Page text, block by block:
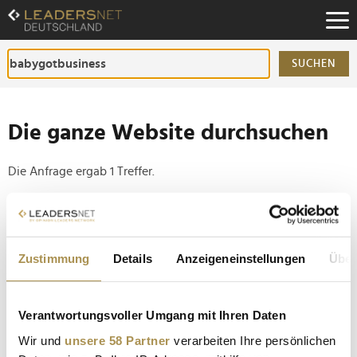
Zustimmung Details Anzeigeneinstellungen
Verantwortungsvoller Umgang mit Ihren Daten
Wir und unsere 58 Partner verarbeiten Ihre persönlichen
Zum
Inhalt
Zur
Fußzeilen-
Navigation
SUCHEN
Die ganze Website durchsuchen
Die Anfrage ergab 1 Treffer.
Tipp
Setzen Sie die gesuchten Wörter zwischen
Anführungszeichen: zb "Vorname Nachname".
Ann-Katrin Schmitz: Die Social Media Expertin lädt
zur Baby Got Business Konferenz 2023